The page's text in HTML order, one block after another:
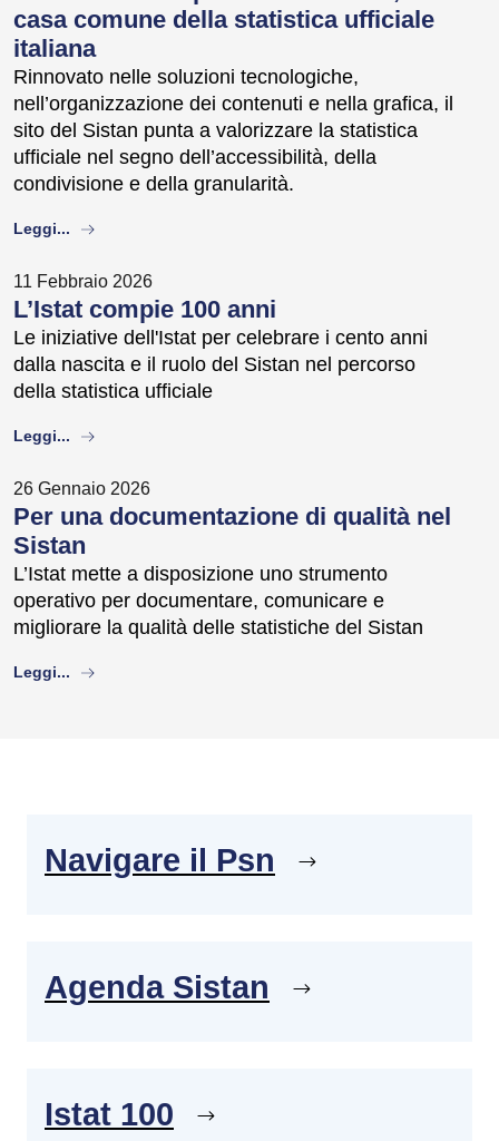
casa comune della statistica ufficiale
italiana
Rinnovato nelle soluzioni tecnologiche,
nell’organizzazione dei contenuti e nella grafica, il
sito del Sistan punta a valorizzare la statistica
ufficiale nel segno dell’accessibilità, della
condivisione e della granularità.
Leggi... about
11 Febbraio 2026
L’Istat compie 100 anni
Le iniziative dell'Istat per celebrare i cento anni
dalla nascita e il ruolo del Sistan nel percorso
della statistica ufficiale
Leggi... about
26 Gennaio 2026
Per una documentazione di qualità nel
Sistan
L’Istat mette a disposizione uno strumento
operativo per documentare, comunicare e
migliorare la qualità delle statistiche del Sistan
Leggi... about
Navigare il Psn
Agenda Sistan
Istat 100